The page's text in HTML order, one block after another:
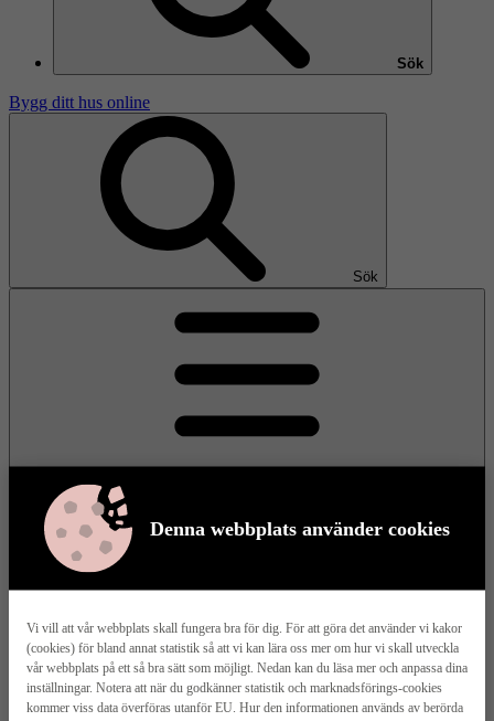
Denna webbplats använder cookies
Vi vill att vår webbplats skall fungera bra för dig. För att göra det använder vi kakor
(cookies) för bland annat statistik så att vi kan lära oss mer om hur vi skall utveckla
vår webbplats på ett så bra sätt som möjligt. Nedan kan du läsa mer och anpassa dina
inställningar. Notera att när du godkänner statistik och marknadsförings-cookies
kommer viss data överföras utanför EU. Hur den informationen används av berörda
Sök
Bygg ditt hus online
Sök
Meny
Våra husmodeller